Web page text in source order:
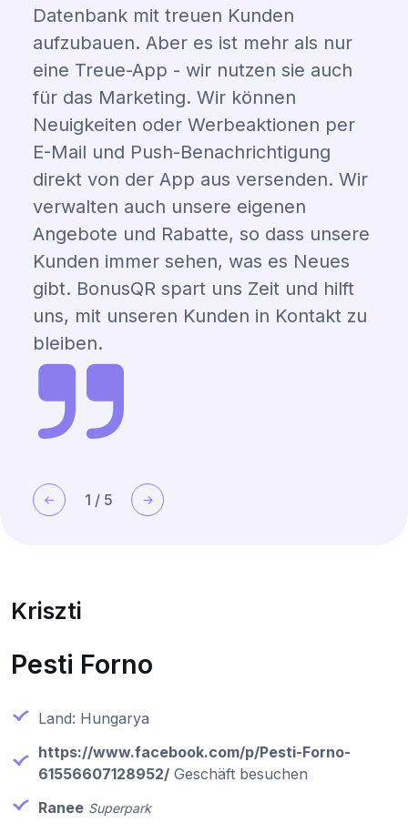
Datenbank mit treuen Kunden
aufzubauen. Aber es ist mehr als nur
eine Treue-App - wir nutzen sie auch
für das Marketing. Wir können
Neuigkeiten oder Werbeaktionen per
E-Mail und Push-Benachrichtigung
direkt von der App aus versenden. Wir
verwalten auch unsere eigenen
Angebote und Rabatte, so dass unsere
Kunden immer sehen, was es Neues
gibt. BonusQR spart uns Zeit und hilft
uns, mit unseren Kunden in Kontakt zu
bleiben.
1 / 5
Kriszti
Pesti Forno
Land: Hungarya
https://www.facebook.com/p/Pesti-Forno-
61556607128952/ Geschäft besuchen
Ranee Superpark